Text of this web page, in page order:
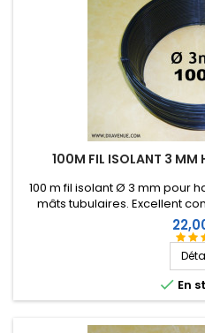
100M FIL ISOLANT 3 MM
100 m fil isolant Ø 3 mm pour
mâts tubulaires. Excellent
climatiques (eau, soleil, gel),
très bonne isolation HF,
Prix
 En